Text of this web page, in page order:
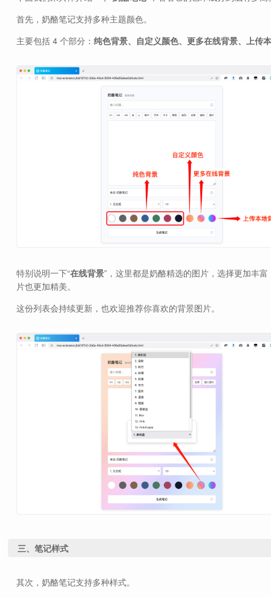
首先，奶酪笔记支持多种主题颜色。
主要包括 4 个部分： 纯色背景、自定义颜色、更多在线背景、上传
特别说明一下“在线背景”，这里都是奶酪精选的图片，选择更加丰富
片也更加精美。
这份列表会持续更新，也欢迎推荐你喜欢的背景图片。
三、笔记样式
其次，奶酪笔记支持多种样式。